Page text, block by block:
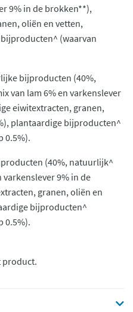
9% in de brokken**),
oliën en vetten,
(waarvan
bijproducten (40%,
van lam 6% en varkenslever
eiwitextracten, granen,
plantaardige bijproducten^
0.5%).
(40%, natuurlijk^
varkenslever 9% in de
granen, oliën en
bijproducten^
0.5%).
product.